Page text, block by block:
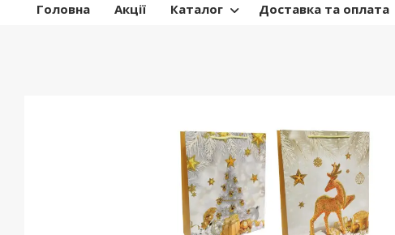
Головна Акції Каталог Доставка та оплата